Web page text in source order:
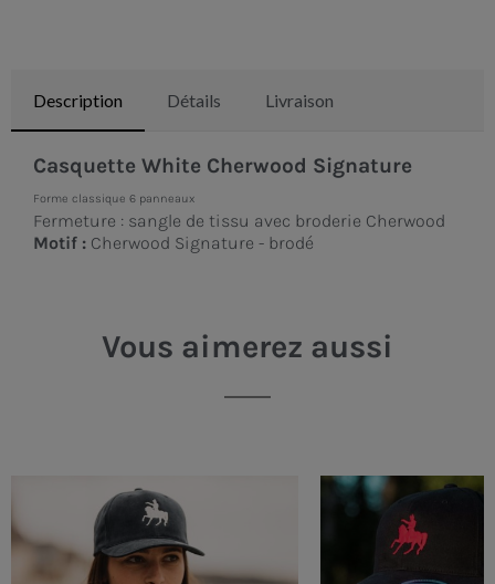
Description Détails Livraison
Casquette White Cherwood Signature
Forme classique 6 panneaux
Fermeture : sangle de tissu avec broderie Cherwood
Motif : Cherwood Signature - brodé
Vous aimerez aussi